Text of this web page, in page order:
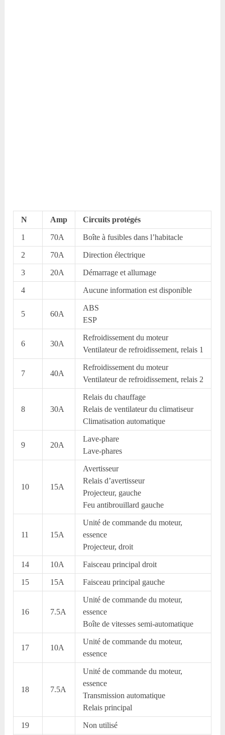
N Amp Circuits protégés
1 70A Boîte à fusibles dans l’habitacle
2 70A Direction électrique
3 20A Démarrage et allumage
4 Aucune information est disponible
5 60A
ABS
ESP
6 30A
Refroidissement du moteur
Ventilateur de refroidissement, relais 1
7 40A
Refroidissement du moteur
Ventilateur de refroidissement, relais 2
8 30A
Relais du chauffage
Relais de ventilateur du climatiseur
Climatisation automatique
9 20A
Lave-phare
Lave-phares
10 15A
Avertisseur
Relais d’avertisseur
Projecteur, gauche
Feu antibrouillard gauche
11 15A
Unité de commande du moteur,
essence
Projecteur, droit
14 10A Faisceau principal droit
15 15A Faisceau principal gauche
16 7.5A
Unité de commande du moteur,
essence
Boîte de vitesses semi-automatique
17 10A
Unité de commande du moteur,
essence
18 7.5A
Unité de commande du moteur,
essence
Transmission automatique
Relais principal
19 Non utilisé